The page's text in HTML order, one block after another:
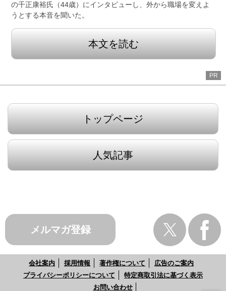
の千正康裕氏（44歳）にインタビューし、外から職場を変えよ
うとする本音を聞いた。
本文を読む
PR
トップページ
人気記事
メルマガ登録
会社案内 採用情報 著作権について
広告のご案内
プライバシーポリシーについて
特定商取引法に基づく表示
お問い合わせ